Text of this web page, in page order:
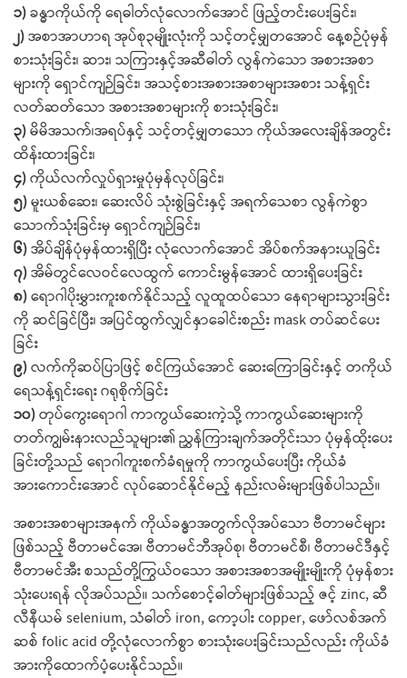
၁)ခန္ဓာကိုယ်ကို ရေဓါတ်လုံလောက်အောင် ဖြည့်တင်းပေးခြင်း၊
၂)အစာအာဟာရ အုပ်စု၃မျိုးလုံးကို သင့်တင့်မျှတအောင် နေ့စဉ်ပုံမှန်
စားသုံးခြင်း၊ ဆား၊ သကြားနှင့်အဆီဓါတ် လွန်ကဲသော အစားအစာ
များကို ရှောင်ကျဉ်ခြင်း၊ အသင့်စားအစားအစာများအစား သန့်ရှင်း
လတ်ဆတ်သော အစားအစာများကို စားသုံးခြင်း၊
၃)မိမိအသက်၊အရပ်နှင့် သင့်တင့်မျှတသော ကိုယ်အလေးချိန်အတွင်း
ထိန်းထားခြင်း၊
၄)ကိုယ်လက်လှုပ်ရှားမှုပုံမှန်လုပ်ခြင်း၊
၅)မူးယစ်ဆေး၊ ဆေးလိပ် သုံးစွဲခြင်းနှင့် အရက်သေစာ လွန်ကဲစွာ
သောက်သုံးခြင်းမှ ရှောင်ကျဉ်ခြင်း၊
၆)အိပ်ချိန်ပုံမှန်ထားရှိပြီး လုံလောက်အောင် အိပ်စက်အနားယူခြင်း
၇)အိမ်တွင်လေဝင်လေထွက် ကောင်းမွန်အောင် ထားရှိပေးခြင်း
၈)ရောဂါပိုးမွှားကူးစက်နိုင်သည့် လူထူထပ်သော နေရာများသွားခြင်း
ကို ဆင်ခြင်ပြီး၊ အပြင်ထွက်လျှင်နှာခေါင်းစည်း mask တပ်ဆင်ပေး
ခြင်း
၉)လက်ကိုဆပ်ပြာဖြင့် စင်ကြယ်အောင် ဆေးကြောခြင်းနှင့် တကိုယ်
ရေသန့်ရှင်းရေး ဂရုစိုက်ခြင်း
၁၀)တုပ်ကွေးရောဂါ ကာကွယ်ဆေးကဲ့သို့ ကာကွယ်ဆေးများကို
တတ်ကျွမ်းနားလည်သူများ၏ ညွှန်ကြားချက်အတိုင်းသာ ပုံမှန်ထိုးပေး
ခြင်းတို့သည် ရောဂါကူးစက်ခံရမှုကို ကာကွယ်ပေးပြီး ကိုယ်ခံ
အားကောင်းအောင် လုပ်ဆောင်နိုင်မည့် နည်းလမ်းများဖြစ်ပါသည်။
အစားအစာများအနက် ကိုယ်ခန္ဓာအတွက်လိုအပ်သော ဗီတာမင်များ
ဖြစ်သည့် ဗီတာမင်အေ၊ ဗီတာမင်ဘီအုပ်စု၊ ဗီတာမင်စီ၊ ဗီတာမင်ဒီနှင့်
ဗီတာမင်အီး စသည်တို့ကြွယ်ဝသော အစားအစာအမျိုးမျိုးကို ပုံမှန်စား
သုံးပေးရန် လိုအပ်သည်။ သက်စောင့်ဓါတ်များဖြစ်သည့် ဇင့် zinc, ဆီ
လီနီယမ် selenium, သံဓါတ် iron, ကော့ပါး copper, ဖော်လစ်အက်
ဆစ် folic acid တို့လုံလောက်စွာ စားသုံးပေးခြင်းသည်လည်း ကိုယ်ခံ
အားကိုထောက်ပံ့ပေးနိုင်သည်။